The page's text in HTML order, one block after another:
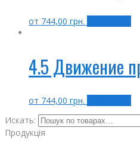
от 744,00 грн.
4.5 Движение
от 744,00 грн.
Искать:
Продукція